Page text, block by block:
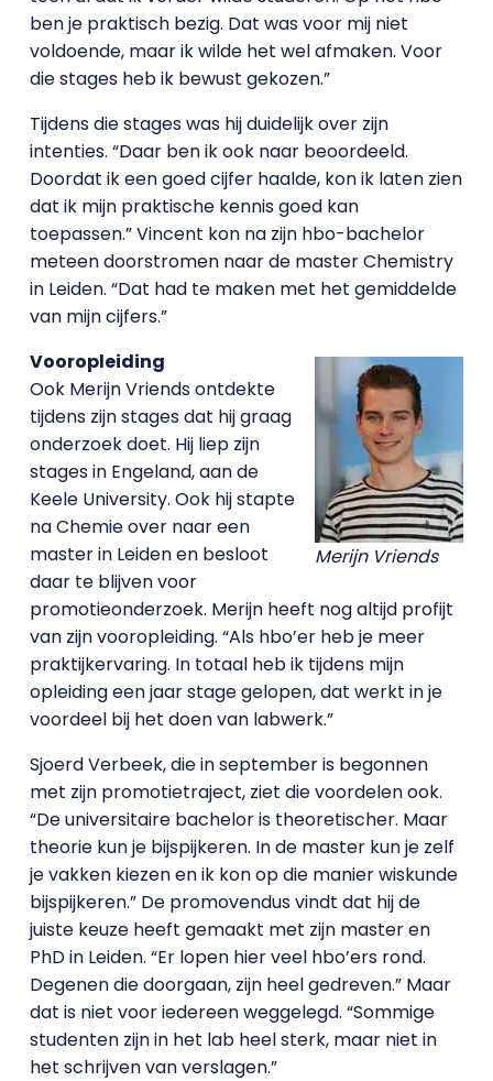
ben je praktisch bezig. Dat was voor mij niet
voldoende, maar ik wilde het wel afmaken. Voor
die stages heb ik bewust gekozen.”
Tijdens die stages was hij duidelijk over zijn
intenties. “Daar ben ik ook naar beoordeeld.
Doordat ik een goed cijfer haalde, kon ik laten zien
dat ik mijn praktische kennis goed kan
toepassen.” Vincent kon na zijn hbo-bachelor
meteen doorstromen naar de master Chemistry
in Leiden. “Dat had te maken met het gemiddelde
van mijn cijfers.”
Merijn Vriends
Vooropleiding
Ook Merijn Vriends ontdekte
tijdens zijn stages dat hij graag
onderzoek doet. Hij liep zijn
stages in Engeland, aan de
Keele University. Ook hij stapte
na Chemie over naar een
master in Leiden en besloot
daar te blijven voor
promotieonderzoek. Merijn heeft nog altijd profijt
van zijn vooropleiding. “Als hbo’er heb je meer
praktijkervaring. In totaal heb ik tijdens mijn
opleiding een jaar stage gelopen, dat werkt in je
voordeel bij het doen van labwerk.”
Sjoerd Verbeek, die in september is begonnen
met zijn promotietraject, ziet die voordelen ook.
“De universitaire bachelor is theoretischer. Maar
theorie kun je bijspijkeren. In de master kun je zelf
je vakken kiezen en ik kon op die manier wiskunde
bijspijkeren.” De promovendus vindt dat hij de
juiste keuze heeft gemaakt met zijn master en
PhD in Leiden. “Er lopen hier veel hbo’ers rond.
Degenen die doorgaan, zijn heel gedreven.” Maar
dat is niet voor iedereen weggelegd. “Sommige
studenten zijn in het lab heel sterk, maar niet in
het schrijven van verslagen.”